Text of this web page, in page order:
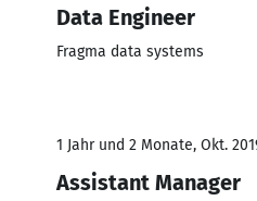
Data Engineer
Fragma data systems
1 Jahr und 2 Monate, Okt.
Assistant Manager